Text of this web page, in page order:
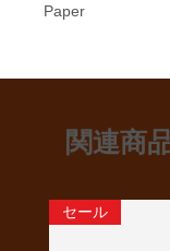
Paper
関連商
セール